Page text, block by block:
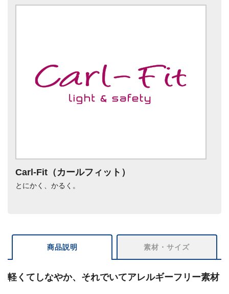
Carl-Fit（カールフィット）
とにかく、かるく。
商品説明 素材・サイズ
軽くてしなやか、それでいてアレルギーフリー素材